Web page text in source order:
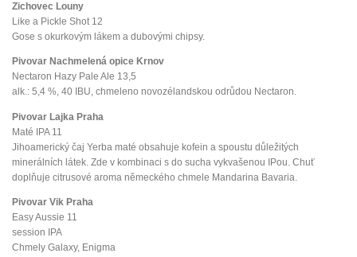
Zichovec Louny
Like a Pickle Shot 12
Gose s okurkovým lákem a dubovými chipsy.
Pivovar Nachmelená opice Krnov
Nectaron Hazy Pale Ale 13,5
alk.: 5,4 %, 40 IBU, chmeleno novozélandskou odrůdou Nectaron.
Pivovar Lajka Praha
Maté IPA 11
Jihoamerický čaj Yerba maté obsahuje kofein a spoustu důležitých
minerálních látek. Zde v kombinaci s do sucha vykvašenou IPou. Chuť
doplňuje citrusové aroma německého chmele Mandarina Bavaria.
Pivovar Vik Praha
Easy Aussie 11
session IPA
Chmely Galaxy, Enigma